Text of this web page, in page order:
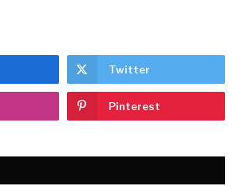
Twitter
Pinterest